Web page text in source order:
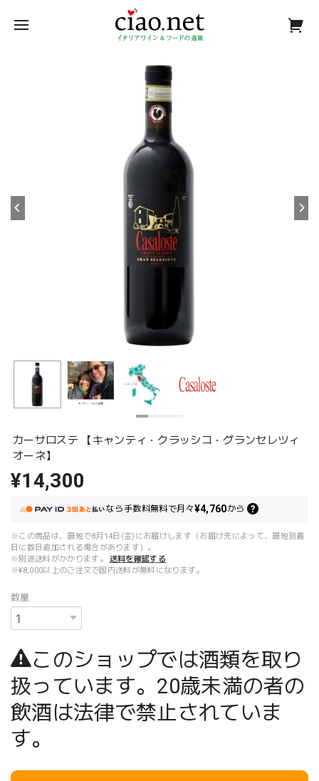
カーサロステ 【キャンティ・クラッシコ・グランセレツィ
オーネ】
¥14,300
なら 手数料無料で月々¥4,760から
※この商品は、最短で8月14日(金)にお届けします（お届け先によって、最短到着
日に数日追加される場合があります）。
※別途送料がかかります。
送料を確認する
※¥8,000以上のご注文で国内送料が無料になります。
数量
このショップでは酒類を取り
扱っています。20歳未満の者の
飲酒は法律で禁止されていま
す。